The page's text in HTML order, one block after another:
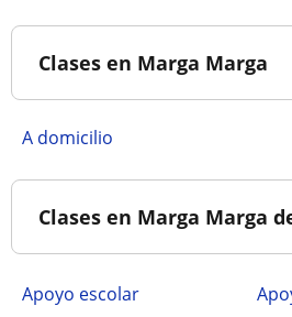
Clases en Marga Marga
a domicilio
Clases en Marga Marga
Apoyo escolar